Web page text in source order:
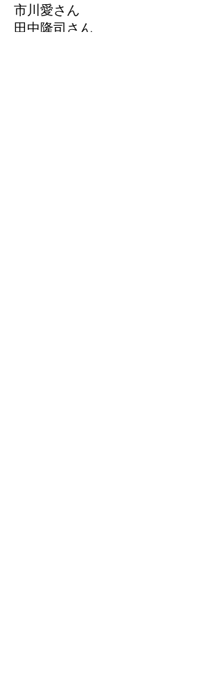
市川愛さん
田中隆司さん